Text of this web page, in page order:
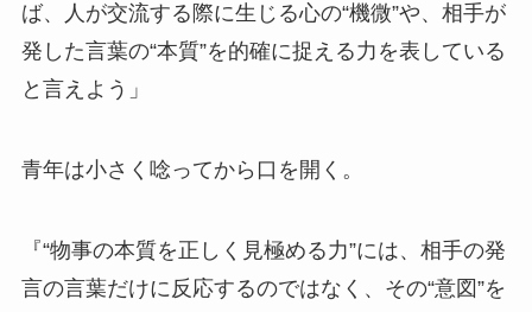
ば、人が交流する際に生じる心の“機微”や、相手が
発した言葉の“本質”を的確に捉える力を表している
と言えよう」
青年は小さく唸ってから口を開く。
『“物事の本質を正しく見極める力”には、相手の発
言の言葉だけに反応するのではなく、その“意図”を